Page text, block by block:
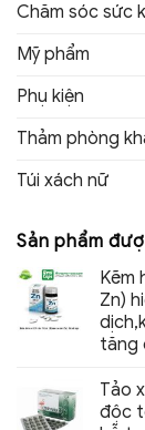
Chăm sóc sức
Mỹ phẩm
Phụ kiện
Thảm phòng
Túi xách nữ
Sản phẩm
Kẽm
Zn)
tăng
Tảo
độc